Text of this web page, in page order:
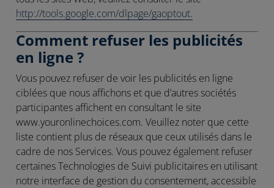
http://tools.google.com/dlpage/gaoptout.
Comment refuser les publicités
en ligne ?
Vous pouvez refuser de voir les publicités en ligne
ciblées que nous affichons et que d’autres sociétés
participantes affichent en consultant le site
www.youronlinechoices.com. Veuillez noter que cette
liste contient plus de réseaux que ceux utilisés dans le
cadre de nos Services. Vous pouvez également refuser
certaines Technologies de Suivi publicitaires en utilisant
notre interface de gestion du consentement, accessible